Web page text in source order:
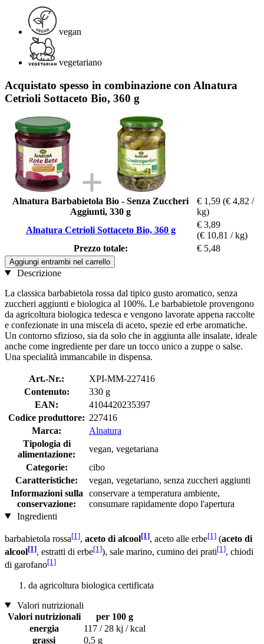
vegan
vegetariano
Acquistato spesso in combinazione con Alnatura
Cetrioli Sottaceto Bio, 360 g
Alnatura Barbabietola Bio - Senza Zuccheri
Aggiunti, 330 g
€ 1,59 (€ 4,82 /
kg)
Alnatura Cetrioli Sottaceto Bio, 360 g
€ 3,89
(€ 10,81 / kg)
Prezzo totale:
€ 5,48
Aggiungi entrambi nel carrello
Descrizione
La classica barbabietola rossa dal tipico gusto aromatico, senza
zuccheri aggiunti e biologica al 100%. Le barbabietole provengono
da agricoltura biologica tedesca e vengono lavorate appena raccolte
e confezionate in una miscela di aceto, spezie ed erbe aromatiche.
Un contorno sfizioso, sia da solo che in aggiunta alle insalate, ideale
anche come ingrediente per dare un tocco unico a zuppe o salse.
Una specialità immancabile in dispensa.
Art.-Nr.:
XPI-MM-227416
Contenuto:
330 g
EAN:
4104420235397
Codice produttore: 227416
Marca:
Alnatura
Tipologia di
alimentazione:
vegan, vegetariana
Categorie:
cibo
Caratteristiche:
vegan, vegetariano, senza zuccheri aggiunti
Informazioni sulla
conservazione:
conservare a temperatura ambiente,
consumare rapidamente dopo l'apertura
Ingredienti
barbabietola rossa[1], aceto di alcool[1], aceto alle erbe[1] (aceto di
alcool[1], estratti di erbe[1]), sale marino, cumino dei prati[1], chiodi
di garofano[1]
da agricoltura biologica certificata
Valori nutrizionali
Valori nutrizionali
per 100 g
energia
117 / 28 kj / kcal
grassi
0,5 g